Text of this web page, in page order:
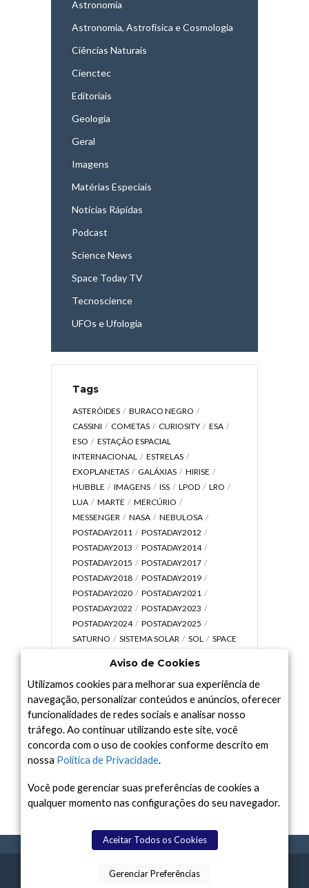
Astronomia
Astronomia, Astrofísica e Cosmologia
Ciências Naturais
Cienctec
Editoriais
Geologia
Geral
Imagens
Matérias Especiais
Notícias Rápidas
Podcast
Science News
Space Today TV
Tecnoscience
UFOs e Ufologia
Tags
ASTERÓIDES
BURACO NEGRO
CASSINI
COMETAS CURIOSITY
ESA
ESO
ESTAÇÃO ESPACIAL
INTERNACIONAL
ESTRELAS
EXOPLANETAS
GALÁXIAS
HIRISE
HUBBLE
IMAGENS ISS LPOD
LRO
LUA
MARTE
MERCÚRIO
MESSENGER
NASA
NEBULOSA
POSTADAY2011
POSTADAY2012
POSTADAY2013
POSTADAY2014
POSTADAY2015
POSTADAY2017
POSTADAY2018
POSTADAY2019
POSTADAY2020
POSTADAY2021
POSTADAY2022
POSTADAY2023
POSTADAY2024
POSTADAY2025
SATURNO
SISTEMA SOLAR SOL
SPACE
UNIVERSO
VÍDEO
Arquivo
Arquivo
TERMOS CONTATO SPACE TODAY
Aviso de Cookies
Utilizamos cookies para melhorar sua experiência de
navegação, personalizar conteúdos e anúncios, oferecer
funcionalidades de redes sociais e analisar nosso
tráfego. Ao continuar utilizando este site, você
concorda com o uso de cookies conforme descrito em
nossa Política de Privacidade.
Você pode gerenciar suas preferências de cookies a
qualquer momento nas configurações do seu navegador.
Aceitar Todos os Cookies
Gerenciar Preferências